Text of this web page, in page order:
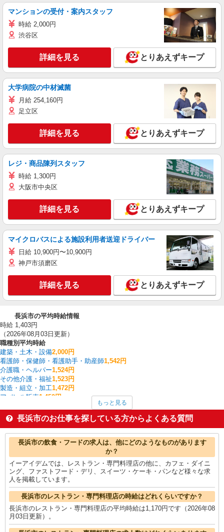
マンションの受付・案内スタッフ
時給 2,000円
渋谷区
詳細を見る とりあえずキープ
大学病院の中材滅菌
月給 254,160円
足立区
詳細を見る とりあえずキープ
レジ・商品陳列スタッフ
時給 1,300円
大阪市中央区
詳細を見る とりあえずキープ
マイクロバスによる施設利用者送迎ドライバー
日給 10,900円〜10,900円
神戸市須磨区
詳細を見る とりあえずキープ
長浜市の平均時給情報
時給 1,403円
（2026年08月03日更新）
職種別平均時給
建築・土木・設備2,000円
看護師・保健師・看護助手・助産師1,542円
介護職・ヘルパー1,524円
その他介護・福祉1,523円
製造・組立・加工1,472円
アパレル販売1,450円
1,400円
梱包・仕分け・ピッキング1,360円
家電・携帯販売 1,353円
フォークリフト1,333円
長浜市の他の職種の平均時給を見る
もっと見る
長浜市のお仕事を探している方からよくある質問
長浜市の飲食・フードの求人は、他にどのようなものがあります
か？
イーアイデムでは、レストラン・専門料理店の他に、カフェ・ダイニ
ング、ファストフード・デリ、スイーツ・ケーキ・パンなど様々な求
人を掲載しています。
長浜市のレストラン・専門料理店の時給はどれくらいですか？
長浜市のレストラン・専門料理店の平均時給は1,170円です（2026年08
月03日更新）。